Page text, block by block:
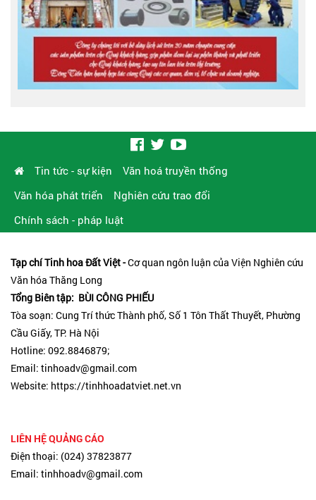
Tin tức - sự kiện
Văn hoá truyền thống
Văn hóa phát triển
Nghiên cứu trao đổi
Chính sách - pháp luật
Tạp chí Tinh hoa Đất Việt -Cơ quan ngôn luận của Viện Nghiên cứu
Văn hóa Thăng Long
Tổng Biên tập: BÙI CÔNG PHIẾU
Tòa soạn: Cung Trí thức Thành phố, Số 1 Tôn Thất Thuyết, Phường
Cầu Giấy, TP. Hà Nội
Hotline: 092.8846879;
Email: tinhoadv@gmail.com
Website: https://tinhhoadatviet.net.vn
LIÊN HỆ QUẢNG CÁO
Điện thoại: (024) 37823877
Email: tinhhoadv@gmail.com